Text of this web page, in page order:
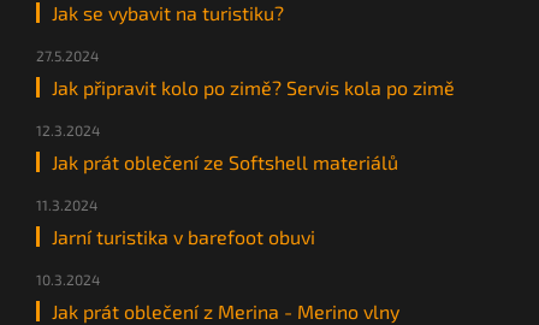
Jak se vybavit na turistiku?
27.5.2024
Jak připravit kolo po zimě? Servis kola po zimě
12.3.2024
Jak prát oblečení ze Softshell materiálů
11.3.2024
Jarní turistika v barefoot obuvi
10.3.2024
Jak prát oblečení z Merina - Merino vlny